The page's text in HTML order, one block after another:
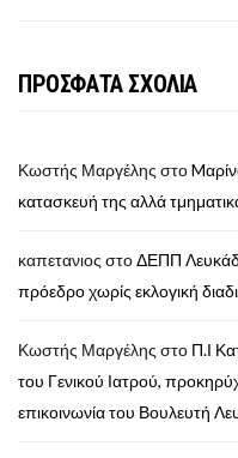
ΠΡΟΣΦΑΤΑ ΣΧΟΛΙΑ
Κωστής Μαργέλης στο
κατασκευή της αλλά
καπετανιος στοΔΕΠΠ
πρόεδρο χωρίς εκλογική
Κωστής Μαργέλης στο Π.Ι
του Γενικού Ιατρού,
επικοινωνία του Βουλευτή